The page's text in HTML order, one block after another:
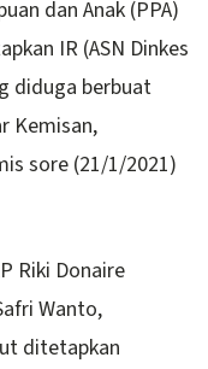
dan Anak (PPA)
IR (ASN Dinkes
diduga berbuat
Kemisan,
sore (21/1/2021)
Riki Donaire
Wanto,
ditetapkan